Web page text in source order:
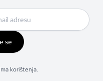
se
korištenja.